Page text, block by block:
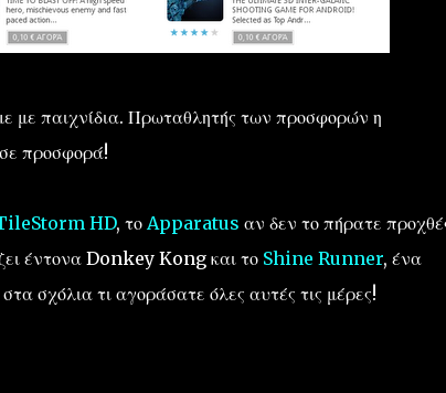
με παιχνίδια. Πρωταθλητής των προσφορών η
προσφορά!
HD, το Apparatus αν δεν το πήρατε
έντονα Donkey Kong και το Shine Runner, ένα
σχόλια τι αγοράσατε όλες αυτές τις μέρες!